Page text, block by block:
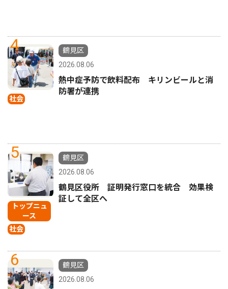
4
社会
鶴見区
2026.08.06
熱中症予防で飲料配布 キリンビールと消
防署が連携
5
トップニュ
ース
社会
鶴見区
2026.08.06
鶴見区役所 証明発行窓口を統合 効果検
証して全区へ
6
鶴見区
2026.08.06